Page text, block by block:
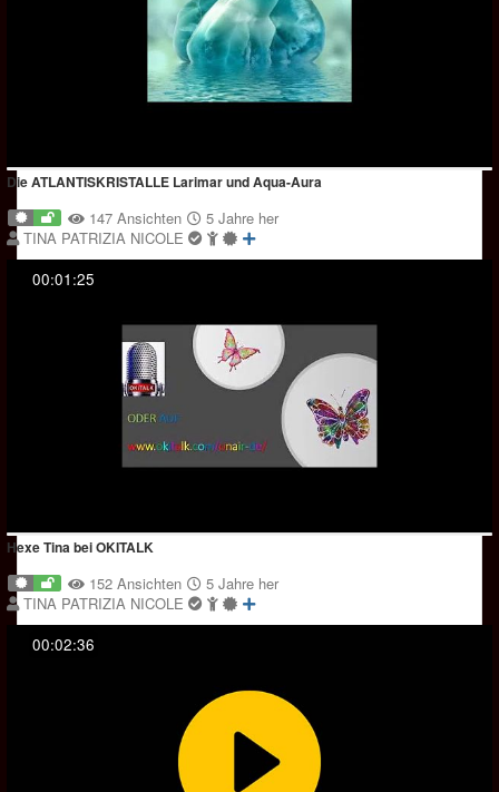
Die ATLANTISKRISTALLE Larimar und Aqua-Aura
147 Ansichten
5 Jahre her
TINA PATRIZIA NICOLE
00:01:25
Hexe Tina bei OKITALK
152 Ansichten
5 Jahre her
TINA PATRIZIA NICOLE
00:02:36